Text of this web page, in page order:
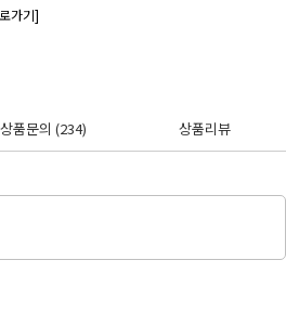
가기]
상품문의 (234) 상품리뷰